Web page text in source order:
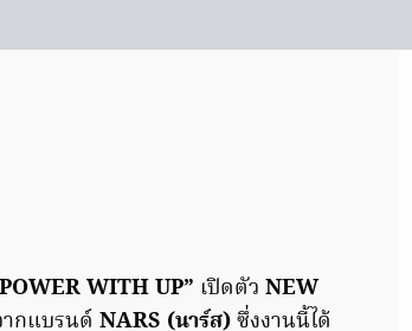
WITH UP” เปิดตัว NEW
กแบรนด์ NARS (นาร์ส)ซึ่งงานนี้ได้